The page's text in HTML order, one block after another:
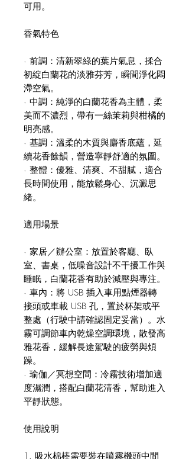
可用。
香氣特色
· 前調：清新翠綠的葉片氣息，揉合
初綻白蘭花的淡雅芬芳，瞬間淨化悶
滯空氣。
· 中調：純淨的白蘭花香為主體，柔
美而不濃烈，帶有一絲茉莉與柑橘的
明亮感。
· 基調：溫柔的木質與麝香底蘊，延
續花香餘韻，營造寧靜舒適的氛圍。
· 整體：優雅、清爽、不甜膩，適合
長時間使用，能放鬆身心、沉澱思
緒。
適用場景
· 家居／辦公室：放置於客廳、臥
室、書桌，低噪音設計不干擾工作與
睡眠，白蘭花香有助於減壓與專注。
· 車內：將 USB 插入車用點煙器轉
接頭或車載 USB 孔，置於杯架或平
整處（行駛中請確認固定妥當）。水
霧可調節車內乾燥空調環境，散發高
雅花香，緩解長途駕駛的疲勞與煩
躁。
· 瑜伽／冥想空間：冷霧技術增加適
度濕潤，搭配白蘭花清香，幫助進入
平靜狀態。
使用說明
1. 吸水棉棒需要裝在噴霧機頭中間